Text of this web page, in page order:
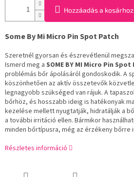
Hozzáadás a kosárhoz
Some By Mi Micro Pin Spot Patch
Szeretnél gyorsan és észrevétlenül
Ismerd meg a SOME BY MI Micro Pin Spot
problémás bőr ápolásáról gondoskodik. A
köszönhetően az aktív összetevők
legnagyobb szükséged van rájuk. A
bőrhöz, és hosszabb ideig is hatékonyak
kezelése mellett nyugtatják, hidratálják a
a további irritáció ellen. Bármikor
minden bőrtípusra, még az érzékeny bőrre
Részletes információ